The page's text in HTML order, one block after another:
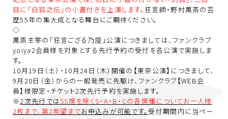
目に「白狐之伝」の小書付きを上演します。 狂言師・野村萬斎の芸
歴55年の集大成となる舞台にご期待ください。
◇
萬斎主宰の「狂言ござる乃座」公演につきましては、ファンクラブ
yoiya2会員様を対象とする先行予約の受付を各公演で実施しま
す。
10月19日（土）・10月24日（木）開催の【東京公演】につきまして、
9月20日（金）からの一般発売に先駆け、ファンクラブ【WEB会
員】様限定・チケット2次先行予約を実施します。
※2次先行ではSS席を除くS・A・B・Cの各席種についてお一人様
2枚まで、第2希望までお申込みが可能です。 受付期間内に当ペー